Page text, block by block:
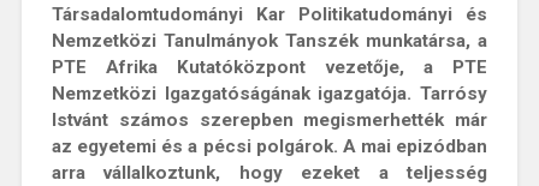
Társadalomtudományi Kar Politikatudományi és
Nemzetközi Tanulmányok Tanszék munkatársa, a
PTE Afrika Kutatóközpont vezetője, a PTE
Nemzetközi Igazgatóságának igazgatója. Tarrósy
Istvánt számos szerepben megismerhették már
az egyetemi és a pécsi polgárok. A mai epizódban
arra vállalkoztunk, hogy ezeket a teljesség